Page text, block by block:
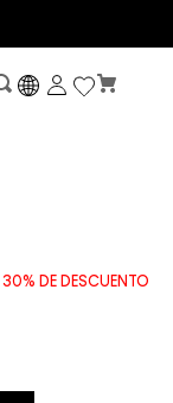
30% DE DESCUENTO